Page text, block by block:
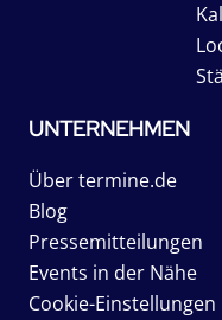
UNTERNEHMEN
Über termine.de
Blog
Pressemitteilungen
Events in der Nähe
Cookie-Einstellungen